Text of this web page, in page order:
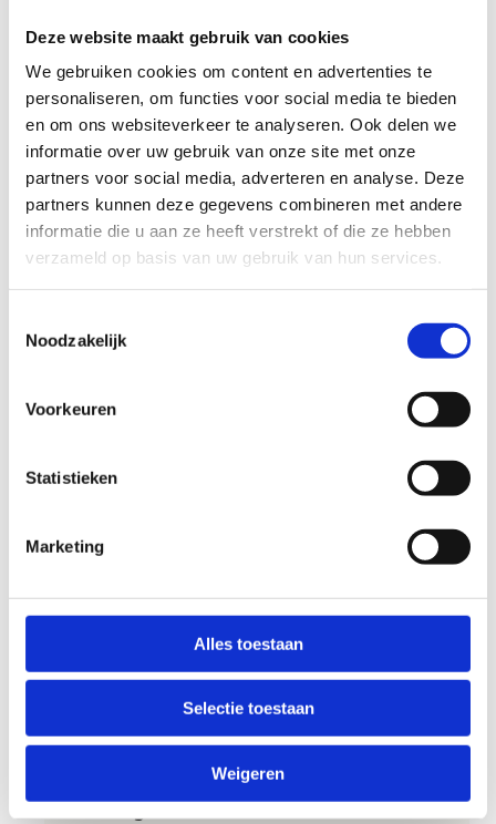
Deze website maakt gebruik van cookies
We gebruiken cookies om content en advertenties te
personaliseren, om functies voor social media te bieden
en om ons websiteverkeer te analyseren. Ook delen we
informatie over uw gebruik van onze site met onze
partners voor social media, adverteren en analyse. Deze
partners kunnen deze gegevens combineren met andere
informatie die u aan ze heeft verstrekt of die ze hebben
verzameld op basis van uw gebruik van hun services.
Noodzakelijk
Voorkeuren
Statistieken
Marketing
Alles toestaan
Selectie toestaan
Weigeren
12 m x 32,8 m (393,6 m²)
Reserveer de
Op zoek naar een uitvalsbasis
voor jouw club?